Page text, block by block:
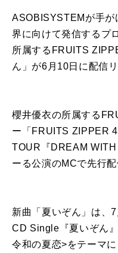
ASOBISYSTEMが手が
界に向けて発信するプ
所属するFRUITS
ん」が6月10日に配信
櫻井優衣の所属する
ー「FRUITS ZIPPER
TOUR『DREAM WITH
ーる公演のMCで先行配
新曲「夏いぞん」は、
CD Single『夏いぞん
令和の夏恋>をテーマ